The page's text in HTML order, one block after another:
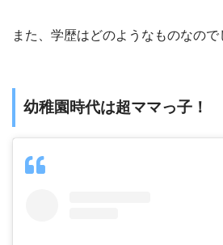
また、学歴はどのようなものなので
幼稚園時代は超ママっ子！